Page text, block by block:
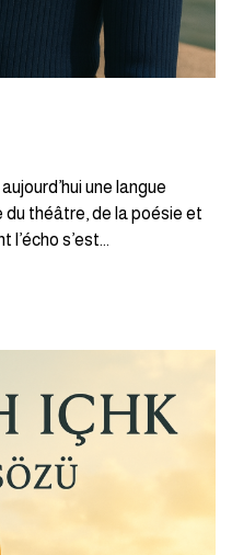
une langue
du théâtre, de la poésie et
l’écho s’est...